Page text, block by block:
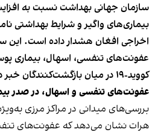
سازمان جهانی بهداشت نسبت به
بیماری‌های واگیر و شرایط بهداشتی
اخراجی افغان هشدار داده است. این
عفونت‌های تنفسی، اسهال، بیماری‌
کووید-۱۹ در میان بازگشت‌کنندگان خبر داده است.
عفونت‌های تنفسی و اسهال، در صدر
بررسی‌های میدانی در مراکز مرزی
هرات نشان می‌دهد که عفونت‌های